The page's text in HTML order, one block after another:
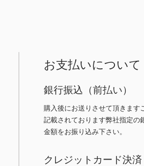
お支払いについて
銀行振込（前払い）
購入後にお送りさせて頂きます
記載されております弊社指定の
金額をお振り込み下さい。
クレジットカード決済